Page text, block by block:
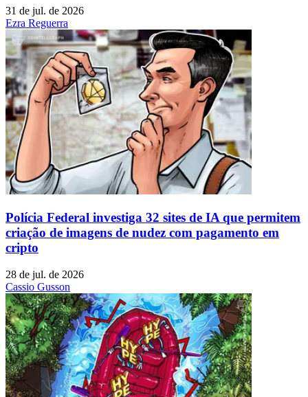
31 de jul. de 2026
Ezra Reguerra
Polícia Federal investiga 32 sites de IA que permitem
criação de imagens de nudez com pagamento em
cripto
28 de jul. de 2026
Cassio Gusson